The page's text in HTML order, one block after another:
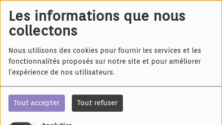
Les informations que nous
collectons
Nous utilisons des cookies pour fournir les services et les
fonctionnalités proposés sur notre site et pour améliorer
l'expérience de nos utilisateurs.
Tout accepter Tout refuser
William Lubelli